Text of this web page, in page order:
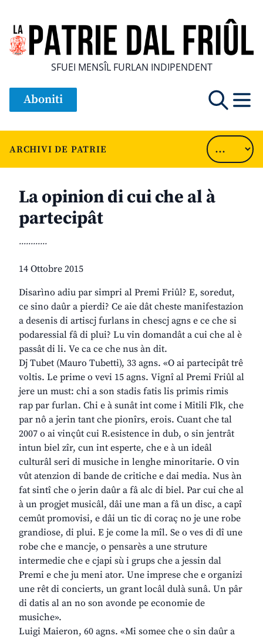
SFUEI MENSÎL FURLAN INDIPENDENT
Aboniti
ARCHIVI DE PATRIE
La opinion di cui che al à
partecipât
............
14 Ottobre 2015
Disarìno adiu par simpri al Premi Friûl? E, soredut,
ce sino daûr a pierdi? Ce aie dât cheste manifestazion
a desenis di artiscj furlans in chescj agns e ce che si
podaressial fâ di plui? Lu vin domandât a cui che al è
passât di li. Ve ca ce che nus àn dit.
Dj Tubet (Mauro Tubetti), 33 agns. «O ai partecipât trê
voltis. Le prime o vevi 15 agns. Vignî al Premi Friûl al
jere un must: chi a son stadis fatis lis primis rimis
rap par furlan. Chi e à sunât int come i Mitili Flk, che
par nô a jerin tant che pionîrs, erois. Cuant che tal
2007 o ai vinçût cui R.esistence in dub, o sin jentrât
intun biel zîr, cun int esperte, che e à un ideâl
culturâl seri di musiche in lenghe minoritarie. O vin
vût atenzion di bande de critiche e dai media. Nus àn
fat sintî che o jerin daûr a fâ alc di biel. Par cui che al
à un progjet musicâl, dâi une man a fâ un disc, a capî
cemût promovisi, e dâi un tic di coraç no je une robe
grandiose, di plui. E je come la mîl. Se o ves di dî une
robe che e mancje, o pensarès a une struture
intermedie che e cjapi sù i grups che a jessin dal
Premi e che ju meni ator. Une imprese che e organizi
une rêt di concierts, un grant locâl dulà sunâ. Un pâr
di datis al an no son avonde pe economie de
musiche».
Luigi Maieron, 60 agns. «Mi somee che o sin daûr a